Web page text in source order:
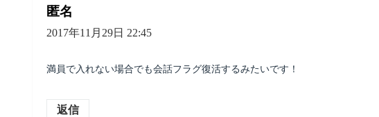
匿名
り:
2017年11月29日 22:45
満員で入れない場合でも会話フラグ復活するみたいです！
返信